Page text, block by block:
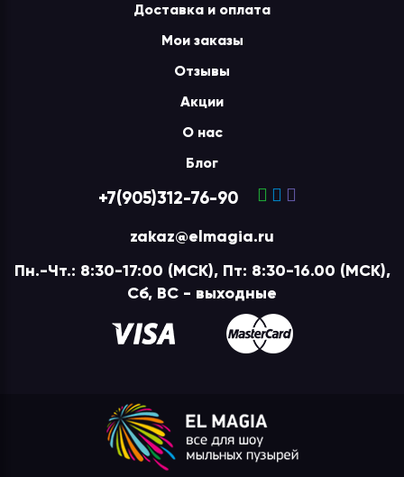
Доставка и оплата
Мои заказы
Отзывы
Акции
О нас
Блог
+7(905)312-76-90
zakaz@elmagia.ru
Пн.-Чт.: 8:30-17:00 (МСК), Пт: 8:30-16.00 (МСК),
Сб, ВС - выходные